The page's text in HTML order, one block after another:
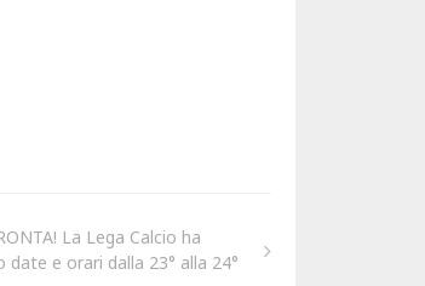
La Lega Calcio ha
date e orari dalla 23° alla 24°